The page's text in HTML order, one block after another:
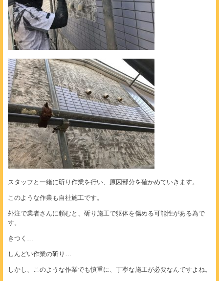
スタッフと一緒に斫り作業を行い、原因部分を確かめていきます。
このような作業も自社施工です。
外注で業者さんに頼むと、斫り施工で躯体を傷める可能性がある為で
す。
きつく…
しんどい作業の斫り…
しかし、このような作業でも慎重に、丁寧な施工が必要なんですよね。